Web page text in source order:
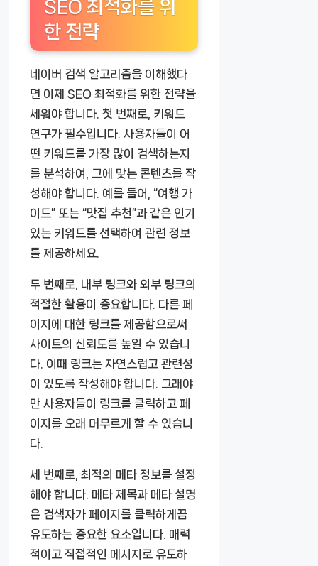
SEO 최적화를 위
한 전략
네이버 검색 알고리즘을 이해했다
면 이제 SEO 최적화를 위한 전략을
세워야 합니다. 첫 번째로, 키워드
연구가 필수입니다. 사용자들이 어
떤 키워드를 가장 많이 검색하는지
를 분석하여, 그에 맞는 콘텐츠를 작
성해야 합니다. 예를 들어, “여행 가
이드” 또는 “맛집 추천”과 같은 인기
있는 키워드를 선택하여 관련 정보
를 제공하세요.
두 번째로, 내부 링크와 외부 링크의
적절한 활용이 중요합니다. 다른 페
이지에 대한 링크를 제공함으로써
사이트의 신뢰도를 높일 수 있습니
다. 이때 링크는 자연스럽고 관련성
이 있도록 작성해야 합니다. 그래야
만 사용자들이 링크를 클릭하고 페
이지를 오래 머무르게 할 수 있습니
다.
세 번째로, 최적의 메타 정보를 설정
해야 합니다. 메타 제목과 메타 설명
은 검색자가 페이지를 클릭하게끔
유도하는 중요한 요소입니다. 매력
적이고 직접적인 메시지로 유도하